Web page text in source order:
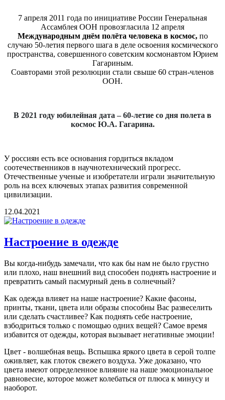
7 апреля 2011 года по инициативе России Генеральная
Ассамблея ООН провозгласила 12 апреля
Международным днём полёта человека в космос,по
случаю 50-летия первого шага в деле освоения космического
пространства, совершенного советским космонавтом Юрием
Гагариным.
Соавторами этой резолюции стали свыше 60 стран-членов
ООН.
В 2021 году юбилейная дата – 60-летие со дня полета в
космос Ю.А. Гагарина.
У россиян есть все основания гордиться вкладом
соотечественников в научнотехнический прогресс.
Отечественные ученые и изобретатели играли значительную
роль на всех ключевых этапах развития современной
цивилизации.
12.04.2021
Настроение в одежде
Вы когда-нибудь замечали, что как бы нам не было грустно
или плохо, наш внешний вид способен поднять настроение и
превратить самый пасмурный день в солнечный?
Как одежда влияет на наше настроение? Какие фасоны,
принты, ткани, цвета или образы способны Вас развеселить
или сделать счастливее? Как поднять себе настроение,
взбодриться только с помощью одних вещей? Самое время
избавится от одежды, которая вызывает негативные эмоции!
Цвет - волшебная вещь. Вспышка яркого цвета в серой толпе
оживляет, как глоток свежего воздуха. Уже доказано, что
цвета имеют определенное влияние на наше эмоциональное
равновесие, которое может колебаться от плюса к минусу и
наоборот.